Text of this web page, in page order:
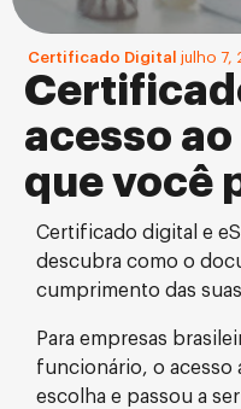
Certificado Digital julho 7,
acesso
que você
Certificado digital e
descubra como o
cumprimento das
Para empresas
funcionário, o acesso
escolha e passou a